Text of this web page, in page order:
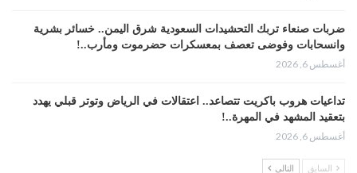
ضربات صنعاء تربك التحشيدات السعودية شرق اليمن.. خسائر بشرية
وانسحابات وفوضى تعصف بمعسكرات حضرموت ومأرب..!
أغسطس 6, 2026
تداعيات هروب باكريت تتصاعد.. اعتقالات في الرياض وتوتر قبلي يهدد
بتعقيد المشهد في المهرة..!
أغسطس 6, 2026
السابق التالي